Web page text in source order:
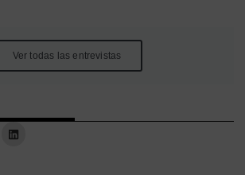
Ver todas las entrevistas